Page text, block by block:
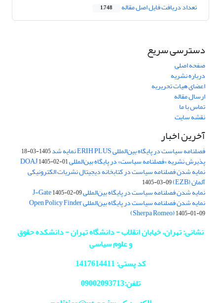
تعداد دریافت فایل اصل مقاله 1,748
دسترسی سریع
صفحه اصلی
درباره نشریه
اعضای هیات تحریریه
ارسال مقاله
تماس با ما
نقشه سایت
آخرین اخبار
فصلنامه سیاست در پایگاه بین‌المللی ERIH PLUS نمایه شد 1405-03-18
پذیرش نشریه «فصلنامه سیاست» در پایگاه بین‌المللی DOAJ1405-02-01
نمایه شدن فصلنامه سیاست در کتابخانه دیجیتال نشریات الکترونیکی
آلمان (EZB) 1405-03-09
نمایه شدن فصلنامه سیاست در پایگاه بین‌المللی J-Gate1405-02-09
نمایه شدن فصلنامه سیاست در پایگاه بین‌المللی Open Policy Finder
(Sherpa Romeo)1405-01-09
نشانی: تهران، خیابان انقلاب - دانشگاه تهران - دانشکده حقوق
و علوم سیاسی
کد پستی: 1417614411
تلفن:09002093713